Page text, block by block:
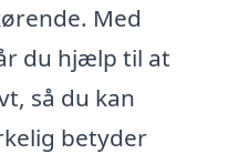
Med
du hjælp til at
så du kan
betyder